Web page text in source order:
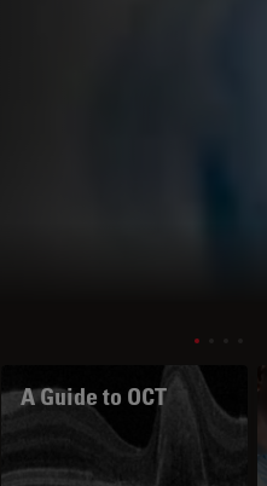
A Guide to OCT